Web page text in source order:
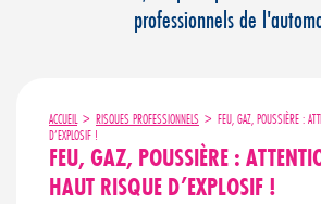
professionnels de
ACCUEIL > RISQUES PROFESSIONNELS > FEU, GAZ, POUSSIÈRE :
D’EXPLOSIF !
FEU, GAZ, POUSSIÈRE :
HAUT RISQUE D’EXPLOSIF !